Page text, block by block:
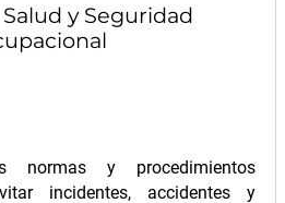
y Seguridad
normas y procedimientos
incidentes, accidentes y